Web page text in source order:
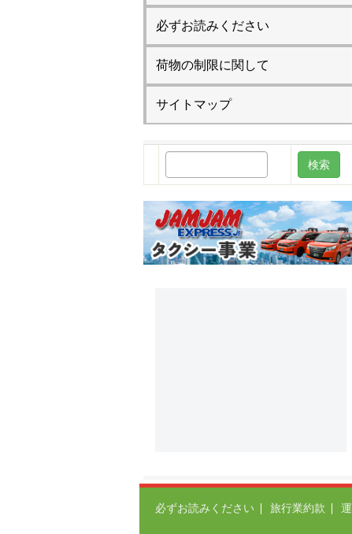
必ずお読みください
荷物の制限に関して
サイトマップ
必ずお読みください 旅行業約款